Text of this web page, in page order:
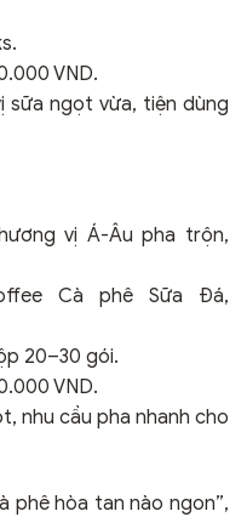
VND.
sữa ngọt vừa, tiện dùng
vị Á-Âu pha trộn,
Cà phê Sữa Đá,
20–30 gói.
VND.
nhu cầu pha nhanh cho
phê hòa tan nào ngon”,